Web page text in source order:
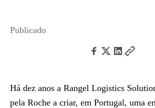
Publicado
Há dez anos a Rangel Logistics
pela Roche a criar, em Portugal, uma